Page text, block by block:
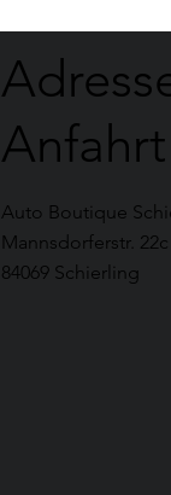
Anfahrt
Auto Boutique
Mannsdorferstr. 22c
84069 Schierling